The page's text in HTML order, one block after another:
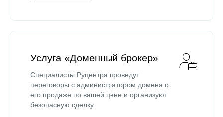
Услуга «Доменный брокер»
Специалисты Руцентра проведут
переговоры с администратором домена о
его продаже по вашей цене и организуют
безопасную сделку.